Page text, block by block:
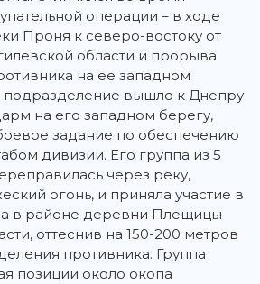
операции – в ходе
Проня к северо-востоку от
области и прорыва
на ее западном
подразделение вышло к Днепру
на его западном берегу,
задание по обеспечению
дивизии. Его группа из 5
через реку,
огонь, и приняла участие в
в районе деревни Плещицы
оттеснив на 150-200 метров
противника. Группа
позиции около окопа